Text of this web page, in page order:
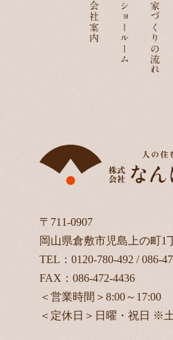
家づくりの流れ
ショールーム
会社案内
〒711-0907
岡山県倉敷市児島上の町1
TEL： 0120-780-492 /086-
FAX：086-472-4436
＜営業時間＞8:00～17:00
＜定休日＞日曜・祝日 ※